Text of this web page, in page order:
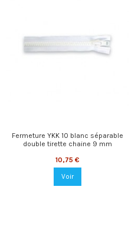
Fermeture YKK 10 blanc séparable
double tirette chaine 9 mm
10,75 €
Voir